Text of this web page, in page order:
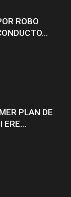
ROBO
PLAN DE
ERE...